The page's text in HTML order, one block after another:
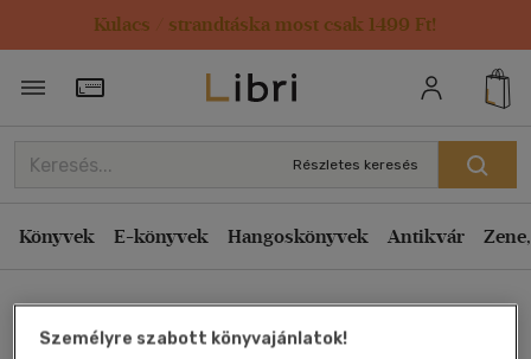
Kulacs / strandtáska most csak 1499 Ft!
Törzsvásárlói Kártya adatai
Részletes keresés
Könyvek E-könyvek Hangoskönyvek Antikvár
Hunyadi Zsuzsanna
Rendezés
Kiadás éve szerint csökkenő
Ár szerint csökkenő
Eladott darabszám szerint csökkenő
Eladott darabszám szerint növekvő
Személyre szabott könyvajánlatok!